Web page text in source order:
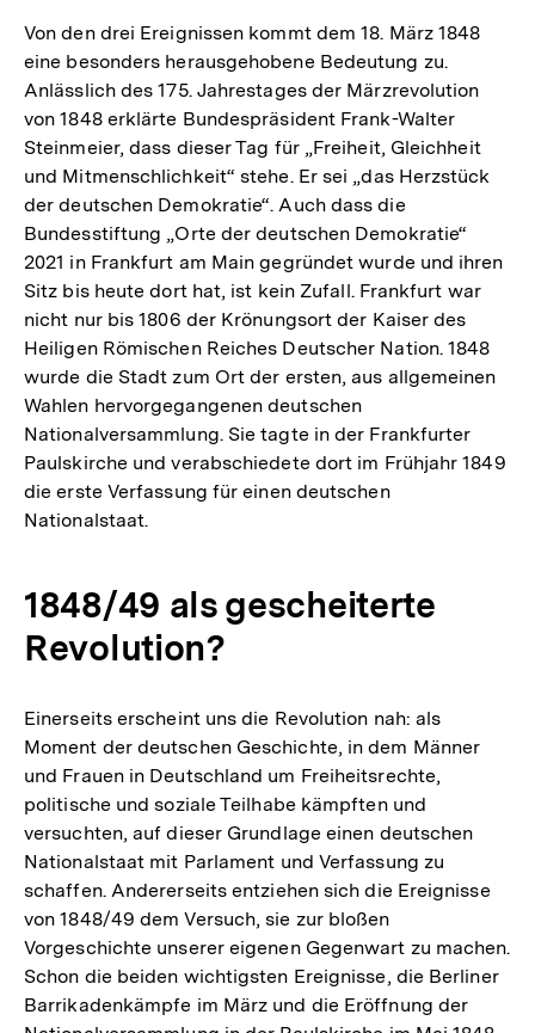
Von den drei Ereignissen kommt dem 18. März 1848
eine besonders herausgehobene Bedeutung zu.
Anlässlich des 175. Jahrestages der Märzrevolution
von 1848 erklärte Bundespräsident Frank-­Walter
Steinmeier, dass dieser Tag für „Freiheit, Gleichheit
und Mitmenschlichkeit“ stehe. Er sei „das Herzstück
der deutschen Demokratie“. Auch dass die
Bundesstiftung „Orte der deutschen Demokratie“
2021 in Frankfurt am Main gegründet wurde und ihren
Sitz bis heute dort hat, ist kein Zufall. Frankfurt war
nicht nur bis 1806 der Krönungsort der Kaiser des
Heiligen Römischen Reiches Deutscher Nation. 1848
wurde die Stadt zum Ort der ersten, aus allgemeinen
Wahlen hervorgegangenen deutschen
Nationalversammlung. Sie tagte in der Frankfurter
Paulskirche und verabschiedete dort im Frühjahr 1849
die erste Verfassung für einen deutschen
Nationalstaat.
1848/49 als gescheiterte
Revolution?
Einerseits erscheint uns die Revolution nah: als
Moment der deutschen Geschichte, in dem Männer
und Frauen in Deutschland um Freiheitsrechte,
politische und soziale Teilhabe kämpften und
versuchten, auf dieser Grundlage einen deutschen
Nationalstaat mit Parlament und Verfassung zu
schaffen. Andererseits entziehen sich die Ereignisse
von 1848/49 dem Versuch, sie zur bloßen
Vorgeschichte unserer eigenen Gegenwart zu machen.
Schon die beiden wichtigsten Ereignisse, die Berliner
Barrikadenkämpfe im März und die Eröffnung der